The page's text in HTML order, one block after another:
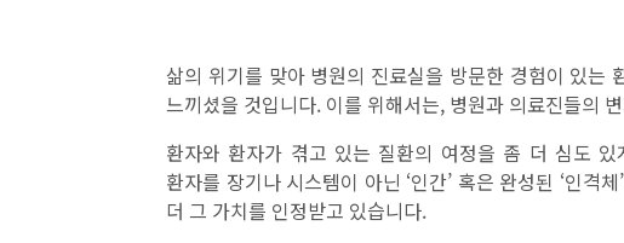
삶의 위기를 맞아 병원의 진료실을 방문한 경험이 있는
느끼셨을 것입니다. 이를 위해서는, 병원과 의료진들의
환자와 환자가 겪고 있는 질환의 여정을 좀 더 심도
환자를 장기나 시스템이 아닌 ‘인간’ 혹은 완성된 ‘인
더 그 가치를 인정받고 있습니다.